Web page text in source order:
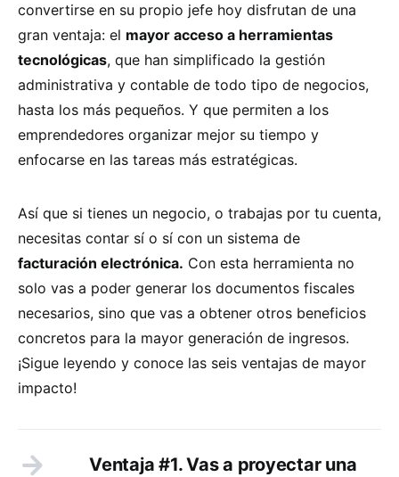
convertirse en su propio jefe hoy disfrutan de una
gran ventaja: el mayor acceso a herramientas
tecnológicas, que han simplificado la gestión
administrativa y contable de todo tipo de negocios,
hasta los más pequeños. Y que permiten a los
emprendedores organizar mejor su tiempo y
enfocarse en las tareas más estratégicas.
Así que si tienes un negocio, o trabajas por tu cuenta,
necesitas contar sí o sí con un sistema de
facturación electrónica. Con esta herramienta no
solo vas a poder generar los documentos fiscales
necesarios, sino que vas a obtener otros beneficios
concretos para la mayor generación de ingresos.
¡Sigue leyendo y conoce las seis ventajas de mayor
impacto!
Ventaja #1. Vas a proyectar una